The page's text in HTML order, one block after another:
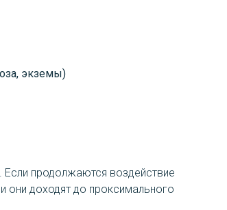
экземы)
продолжаются воздействие
они доходят до проксимального